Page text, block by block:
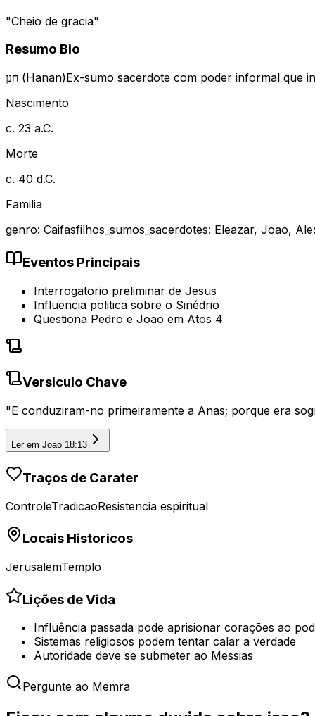
"Cheio de gracia"
Resumo Bio
חנן (Hanan)Ex-sumo sacerdote com poder informal que
Nascimento
c. 23 a.C.
Morte
c. 40 d.C.
Familia
genro: Caifasfilhos_sumos_sacerdotes: Eleazar, Joao,
Eventos Principais
Interrogatorio preliminar de Jesus
Influencia politica sobre o Sinédrio
Questiona Pedro e Joao em Atos 4
Versiculo Chave
"E conduziram-no primeiramente a Anas; porque era
Ler em Joao 18:13
Traços de Carater
ControleTradicaoResistencia espiritual
Locais Historicos
JerusalemTemplo
Lições de Vida
Influência passada pode aprisionar corações ao
Sistemas religiosos podem tentar calar a verdade
Autoridade deve se submeter ao Messias
Pergunte ao Memra